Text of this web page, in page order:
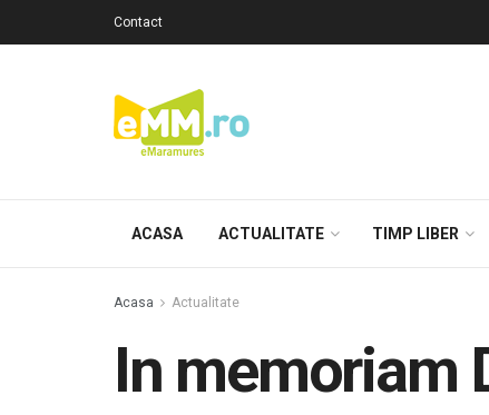
Contact
ACASA ACTUALITATE TIMP LIBER
Acasa Actualitate
In memoriam